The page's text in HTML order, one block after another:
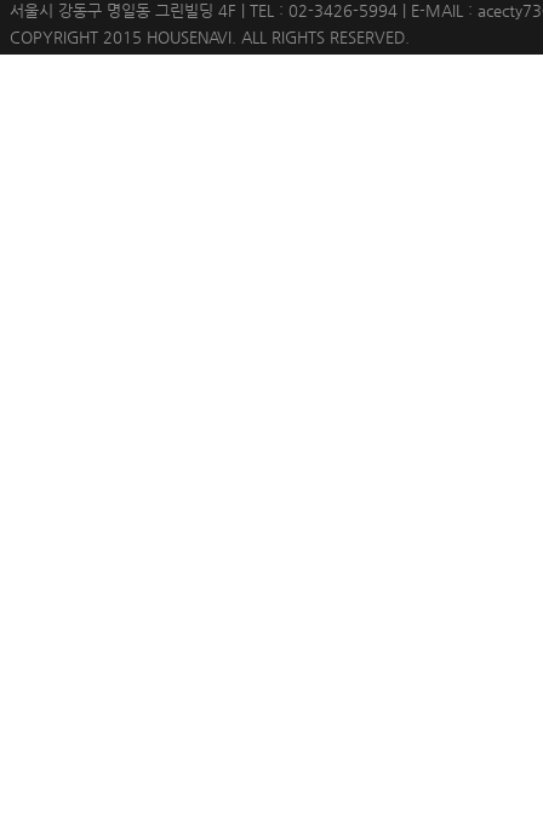
서울시 강동구 명일동 그린빌딩 4F | TEL : 02-3426-5994 | E-MAIL :
COPYRIGHT 2015 HOUSENAVI. ALL RIGHTS RESERVED.